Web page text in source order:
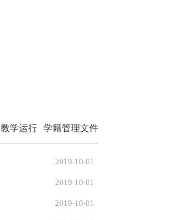
教学运行 学籍管理文件
2019-10-01
2019-10-01
2019-10-01